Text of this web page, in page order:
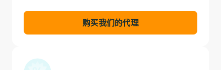
购买我们的代理